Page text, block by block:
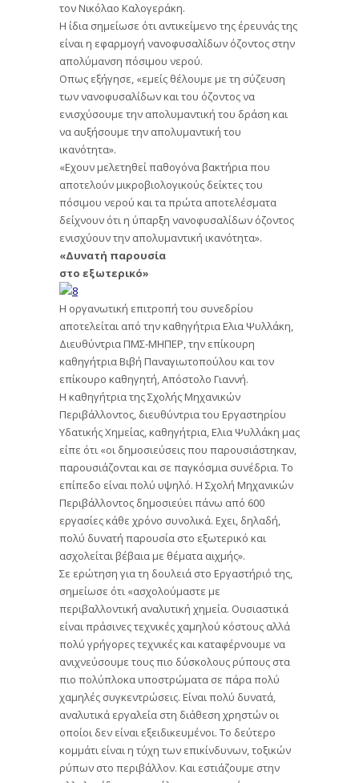
τον Νικόλαο Καλογεράκη.
Η ίδια σημείωσε ότι αντικείμενο της έρευνάς της
είναι η εφαρμογή νανοφυσαλίδων όζοντος στην
απολύμανση πόσιμου νερού.
Οπως εξήγησε, «εμείς θέλουμε με τη σύζευση
των νανοφυσαλίδων και του όζοντος να
ενισχύσουμε την απολυμαντική του δράση και
να αυξήσουμε την απολυμαντική του
ικανότητα».
«Εχουν μελετηθεί παθογόνα βακτήρια που
αποτελούν μικροβιολογικούς δείκτες του
πόσιμου νερού και τα πρώτα αποτελέσματα
δείχνουν ότι η ύπαρξη νανοφυσαλίδων όζοντος
ενισχύουν την απολυμαντική ικανότητα».
«Δυνατή παρουσία
στο εξωτερικό»
Η οργανωτική επιτροπή του συνεδρίου
αποτελείται από την καθηγήτρια Ελια Ψυλλάκη,
Διευθύντρια ΠΜΣ-ΜΗΠΕΡ, την επίκουρη
καθηγήτρια Βιβή Παναγιωτοπούλου και τον
επίκουρο καθηγητή, Απόστολο Γιαννή.
Η καθηγήτρια της Σχολής Μηχανικών
Περιβάλλοντος, διευθύντρια του Εργαστηρίου
Υδατικής Χημείας, καθηγήτρια, Ελια Ψυλλάκη μας
είπε ότι «οι δημοσιεύσεις που παρουσιάστηκαν,
παρουσιάζονται και σε παγκόσμια συνέδρια. Το
επίπεδο είναι πολύ υψηλό. Η Σχολή Μηχανικών
Περιβάλλοντος δημοσιεύει πάνω από 600
εργασίες κάθε χρόνο συνολικά. Εχει, δηλαδή,
πολύ δυνατή παρουσία στο εξωτερικό και
ασχολείται βέβαια με θέματα αιχμής».
Σε ερώτηση για τη δουλειά στο Εργαστήριό της,
σημείωσε ότι «ασχολούμαστε με
περιβαλλοντική αναλυτική χημεία. Ουσιαστικά
είναι πράσινες τεχνικές χαμηλού κόστους αλλά
πολύ γρήγορες τεχνικές και καταφέρνουμε να
ανιχνεύσουμε τους πιο δύσκολους ρύπους στα
πιο πολύπλοκα υποστρώματα σε πάρα πολύ
χαμηλές συγκεντρώσεις. Είναι πολύ δυνατά,
αναλυτικά εργαλεία στη διάθεση χρηστών οι
οποίοι δεν είναι εξειδικευμένοι. Το δεύτερο
κομμάτι είναι η τύχη των επικίνδυνων, τοξικών
ρύπων στο περιβάλλον. Και εστιάζουμε στην